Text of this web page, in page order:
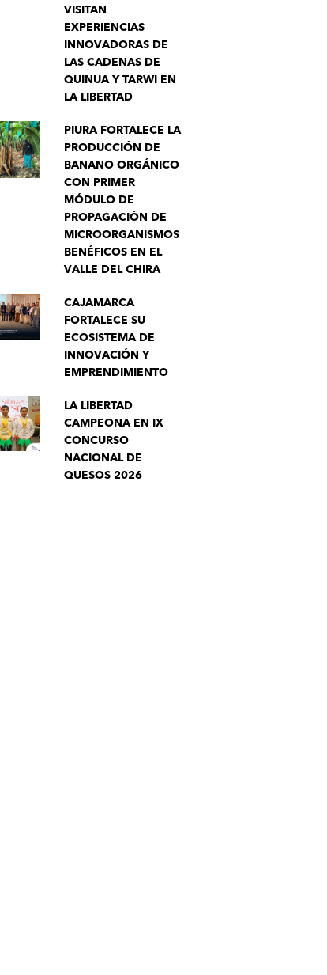
VISITAN
EXPERIENCIAS
INNOVADORAS DE
LAS CADENAS DE
QUINUA Y TARWI EN
LA LIBERTAD
PIURA FORTALECE LA
PRODUCCIÓN DE
BANANO ORGÁNICO
CON PRIMER
MÓDULO DE
PROPAGACIÓN DE
MICROORGANISMOS
BENÉFICOS EN EL
VALLE DEL CHIRA
CAJAMARCA
FORTALECE SU
ECOSISTEMA DE
INNOVACIÓN Y
EMPRENDIMIENTO
LA LIBERTAD
CAMPEONA EN IX
CONCURSO
NACIONAL DE
QUESOS 2026